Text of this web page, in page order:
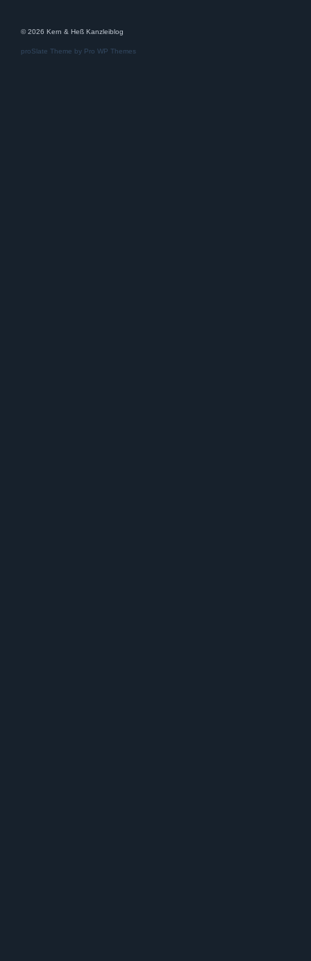
© 2026 Kern & Heß Kanzleiblog
proSlate Theme by Pro WP Themes